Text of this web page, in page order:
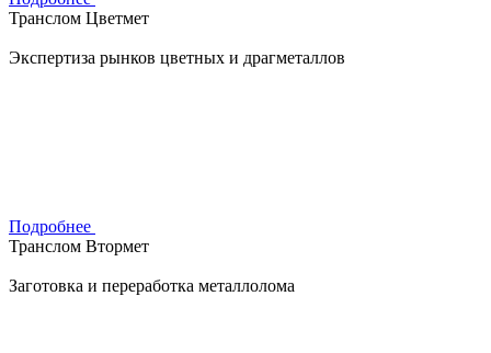
Транслом Цветмет
Экспертиза рынков цветных и драгметаллов
Подробнее
Транслом Втормет
Заготовка и переработка металлолома